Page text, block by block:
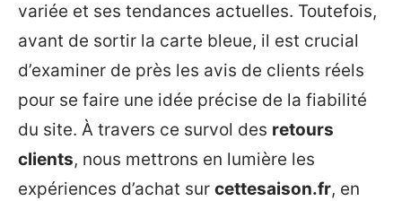
variée et ses tendances actuelles. Toutefois,
avant de sortir la carte bleue, il est crucial
d’examiner de près les avis de clients réels
pour se faire une idée précise de la fiabilité
du site. À travers ce survol des retours
clients, nous mettrons en lumière les
expériences d’achat sur cettesaison.fr, en